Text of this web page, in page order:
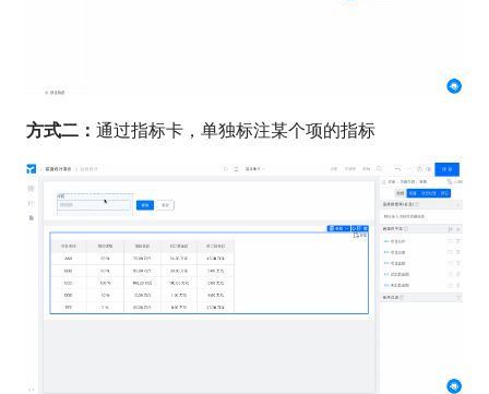
方式二： 通过指标卡，单独标注某个项的指标